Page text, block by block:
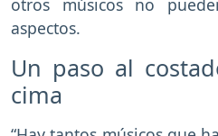
otros músicos no
aspectos.
Un paso al
cima